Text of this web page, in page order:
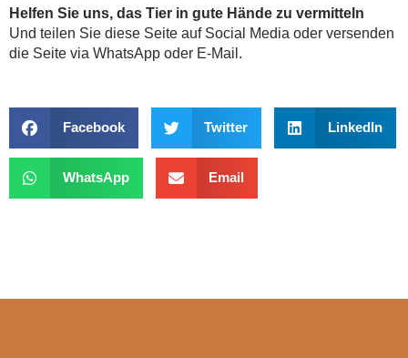
Helfen Sie uns, das Tier in gute Hände zu vermitteln
Und teilen Sie diese Seite auf Social Media oder versenden
die Seite via WhatsApp oder E-Mail.
Facebook Twitter LinkedIn
WhatsApp Email